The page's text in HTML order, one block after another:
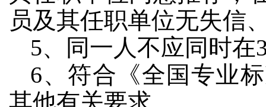
员及其任职单位无失信
5、同一人不应同时
6、符合《全国专业